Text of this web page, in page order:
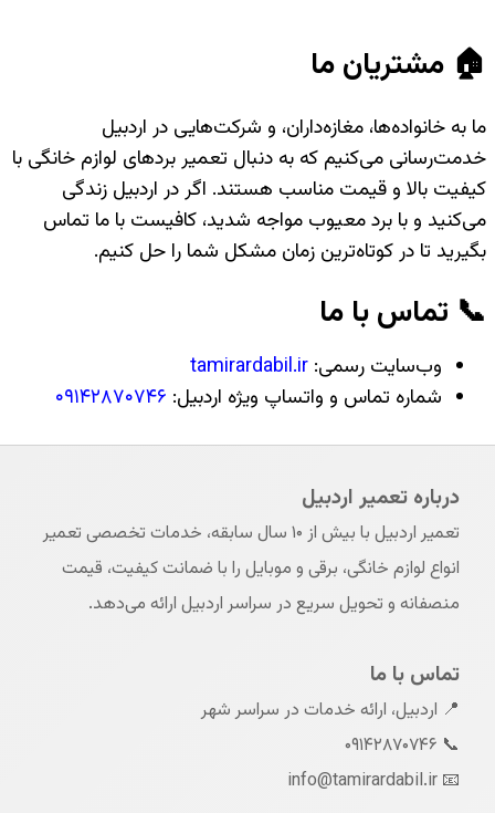
🏠 مشتریان ما
ما به خانواده‌ها، مغازه‌داران، و شرکت‌هایی در اردبیل
خدمت‌رسانی می‌کنیم که به دنبال تعمیر بردهای لوازم خانگی با
کیفیت بالا و قیمت مناسب هستند. اگر در اردبیل زندگی
می‌کنید و با برد معیوب مواجه شدید، کافیست با ما تماس
بگیرید تا در کوتاه‌ترین زمان مشکل شما را حل کنیم.
📞 تماس با ما
وب‌سایت رسمی: tamirardabil.ir
شماره تماس و واتساپ ویژه اردبیل: ۰۹۱۴۲۸۷۰۷۴۶
درباره تعمیر اردبیل
تعمیر اردبیل با بیش از ۱۰ سال سابقه، خدمات تخصصی تعمیر
انواع لوازم خانگی، برقی و موبایل را با ضمانت کیفیت، قیمت
منصفانه و تحویل سریع در سراسر اردبیل ارائه می‌دهد.
تماس با ما
📍 اردبیل، ارائه خدمات در سراسر شهر
📞 ۰۹۱۴۲۸۷۰۷۴۶
📧 info@tamirardabil.ir